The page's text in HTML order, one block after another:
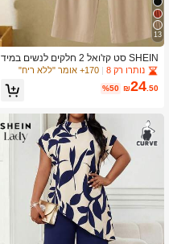
13
SHEIN סט קז'ואל 2 חלקים לנשים במיד
ה גדולה, חולצה עם הדפס עלים וצווארון
עגול ומכנסיים רחבים
נותרו רק 8 170+ אומר "ללא ריח"
₪24.50
%50